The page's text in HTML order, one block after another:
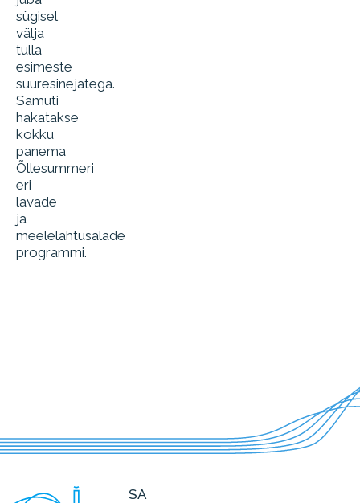
sügisel
välja
tulla
esimeste
suuresinejatega.
Samuti
hakatakse
kokku
panema
Õllesummeri
eri
lavade
ja
meelelahtusalade
programmi.
SA